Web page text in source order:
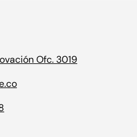
Ofc. 3019